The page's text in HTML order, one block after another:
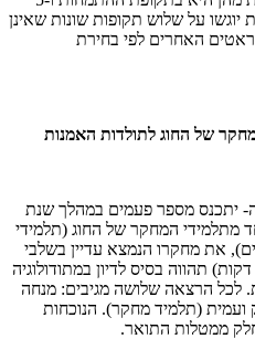
לפחות יוגשו על שלוש תקופות שונות שאינן
האחרים לפי בחירת
של החוג לתולדות האמנות
יתכנס מספר פעמים במהלך שנת
מתלמידי המחקר של החוג (תלמידי
את מחקרו הנמצא עדיין בשלבי
כתיבה. ההרצאה (בת 30-20 דקות) תהווה בסיס לדיון במתודולוגיה
לכל הרצאה שלושה מגיבים: מנחה
(תלמיד מחקר). הנוכחות
ממטלות התואר.